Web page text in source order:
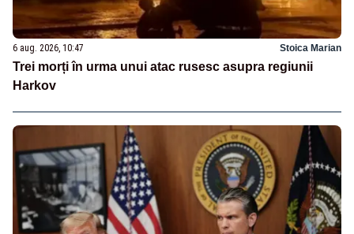
6 aug. 2026, 10:47 Stoica Marian
Trei morți în urma unui atac rusesc asupra regiunii
Harkov